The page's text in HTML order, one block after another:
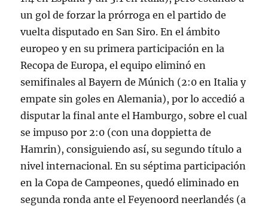
un gol de forzar la prórroga en el partido de
vuelta disputado en San Siro. En el ámbito
europeo y en su primera participación en la
Recopa de Europa, el equipo eliminó en
semifinales al Bayern de Múnich (2:0 en Italia y
empate sin goles en Alemania), por lo accedió a
disputar la final ante el Hamburgo, sobre el cual
se impuso por 2:0 (con una doppietta de
Hamrin), consiguiendo así, su segundo título a
nivel internacional. En su séptima participación
en la Copa de Campeones, quedó eliminado en
segunda ronda ante el Feyenoord neerlandés (a